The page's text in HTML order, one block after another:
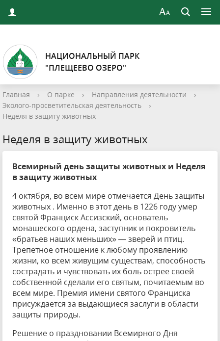
НАЦИОНАЛЬНЫЙ ПАРК
"ПЛЕЩЕЕВО ОЗЕРО"
Главная › О парке › Направления деятельности
›
Эколого-просветительская деятельность
›
Неделя в защиту животных
Неделя в защиту животных
Всемирный день защиты животных и Неделя
в защиту животных
4 октября, во всем мире отмечается День защиты
животных . Именно в этот день в 1226 году умер
святой Франциск Ассизский, основатель
монашеского ордена, заступник и покровитель
«братьев наших меньших» — зверей и птиц.
Трепетное отношение к любому проявлению
жизни, ко всем живущим существам, способность
сострадать и чувствовать их боль острее своей
собственной сделали его святым, почитаемым во
всем мире. Премия имени святого Франциска
присуждается за выдающиеся заслуги в области
защиты природы.
Решение о праздновании Всемирного Дня